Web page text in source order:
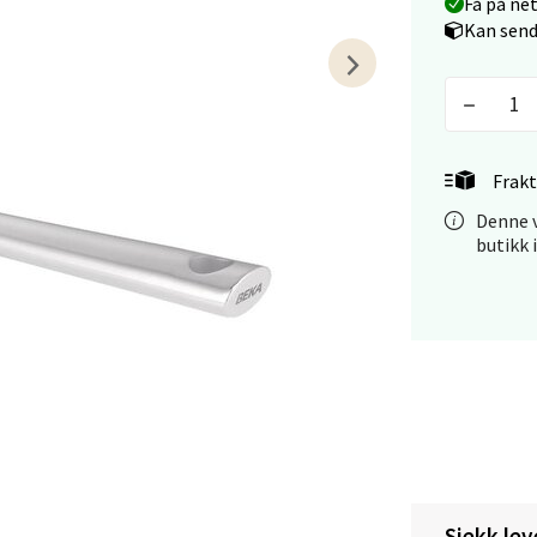
Kan
Denne
butikk
Linderud
vei 38, 0594 Oslo
dag 10-21